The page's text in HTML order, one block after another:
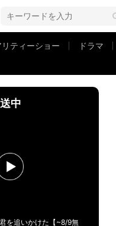
リティーショー
ドラマ
中
を追いかけた【~8/9無